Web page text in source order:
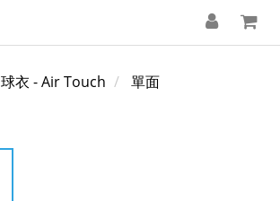
球衣 - Air Touch 單面